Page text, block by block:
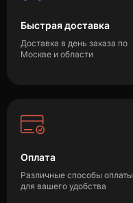
Быстрая доставка
Доставка в день заказа по
Москве и области
Оплата
Различные способы оплаты
для вашего удобства